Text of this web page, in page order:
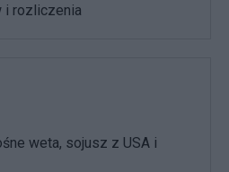
i rozliczenia
weta, sojusz z USA i